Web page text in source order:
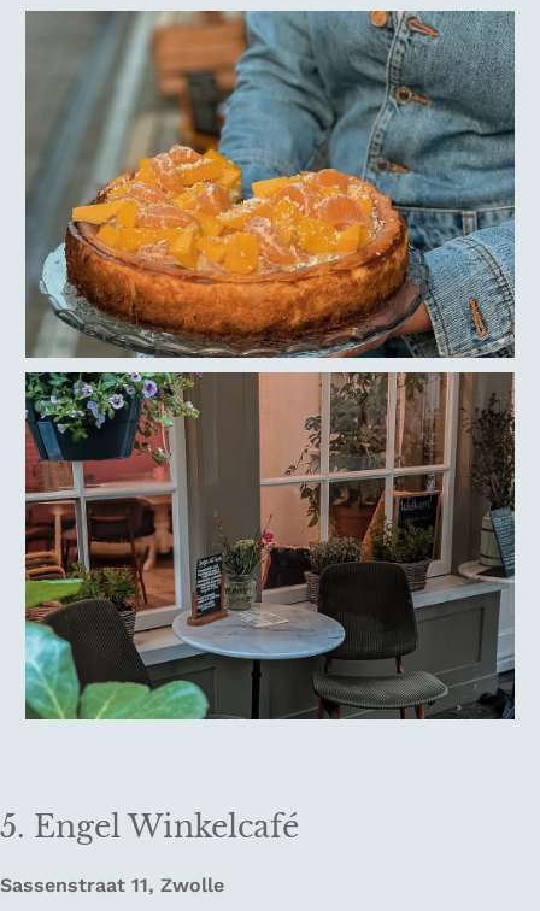
5. Engel Winkelcafé
Sassenstraat 11, Zwolle